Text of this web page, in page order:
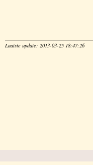
Laatste update: 2013-03-25 18:47:26